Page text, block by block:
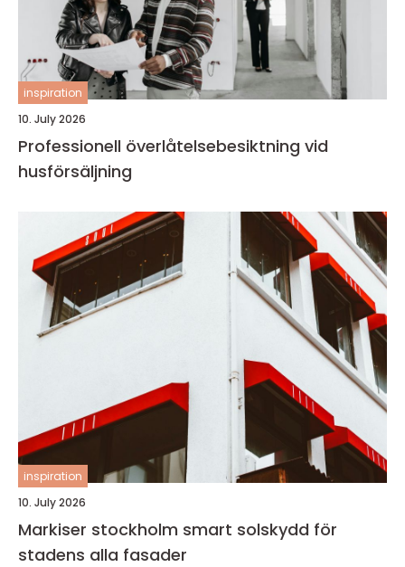
inspiration
10. July 2026
Professionell överlåtelsebesiktning vid
husförsäljning
inspiration
10. July 2026
Markiser stockholm smart solskydd för
stadens alla fasader